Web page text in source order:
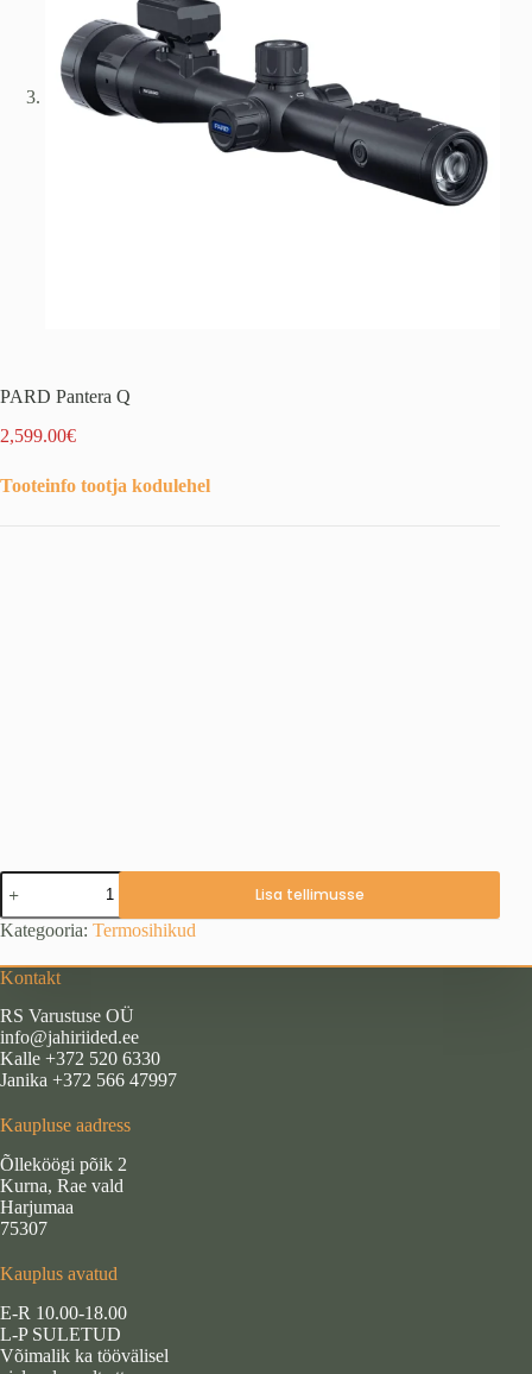
PARD Pantera Q
2,599.00€
Tooteinfo tootja kodulehel
PARD
Pantera
Q
kogus
Lisa tellimusse
Kategooria: Termosihikud
Kontakt
RS Varustuse OÜ
info@jahiriided.ee
Kalle +372 520 6330
Janika +372 566 47997
Kaupluse aadress
Õlleköögi põik 2
Kurna, Rae vald
Harjumaa
75307
Kauplus avatud
E-R 10.00-18.00
L-P SULETUD
Võimalik ka töövälisel